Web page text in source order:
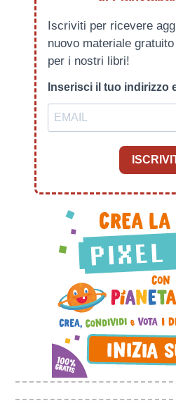
Iscriviti per ricevere
nuovo materiale
per i nostri libri!
Inserisci il tuo indirizzo